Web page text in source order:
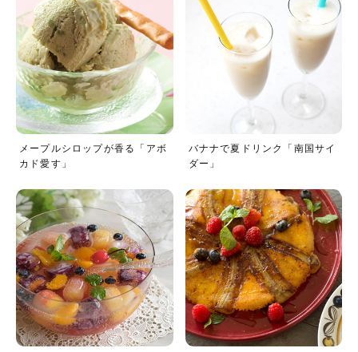
メープルシロップが香る「アボ
カド愛す」
バナナで夏ドリンク「南国サイ
ダー」